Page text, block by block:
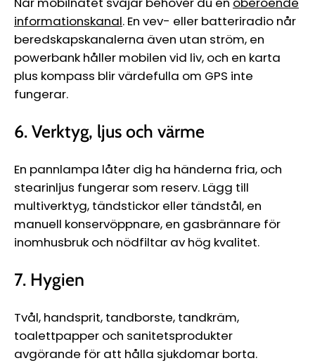
informationskanal. En vev- eller batteriradio når
beredskapskanalerna även utan ström, en
powerbank håller mobilen vid liv, och en karta
plus kompass blir värdefulla om GPS inte
fungerar.
6. Verktyg, ljus och värme
En pannlampa låter dig ha händerna fria, och
stearinljus fungerar som reserv. Lägg till
multiverktyg, tändstickor eller tändstål, en
manuell konservöppnare, en gasbrännare för
inomhusbruk och nödfiltar av hög kvalitet.
7. Hygien
Tvål, handsprit, tandborste, tandkräm,
toalettpapper och sanitetsprodukter
avgörande för att hålla sjukdomar borta.